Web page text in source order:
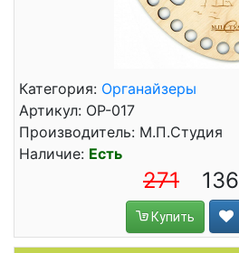
Категория: Органайзеры
Артикул: ОР-017
Производитель: М.П.Студия
Наличие: Есть
271 136
Купить